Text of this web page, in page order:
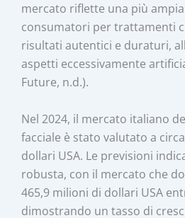
mercato riflette una più
consumatori per trattamenti
risultati autentici e duraturi,
aspetti eccessivamente
Future, n.d.).
Nel 2024, il mercato italiano
facciale è stato valutato a
dollari USA. Le previsioni
robusta, con il mercato che
465,9 milioni di dollari USA
dimostrando un tasso di